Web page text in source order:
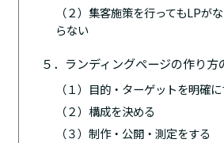
（２）集客施策を行ってもLPが
らない
５．ランディングページの作り方
（１）目的・ターゲットを明確
（２）構成を決める
（３）制作・公開・測定をする